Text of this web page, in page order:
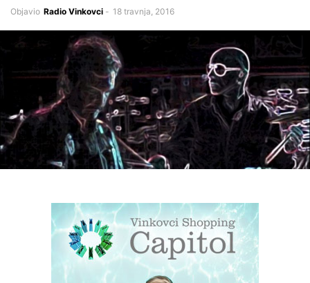
Objavio Radio Vinkovci - 18 travnja, 2016